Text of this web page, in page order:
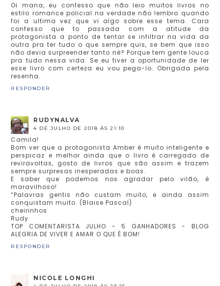
Oi mana, eu confesso que não leio muitos livros no
estilo romance policial na verdade não lembro quando
foi a ultima vez que vi algo sobre esse tema. Cara
confesso que to passada com a atitude da
protagonista a ponto de tentar se infiltrar na vida da
outra pra ter tudo o que sempre quis, se bem que isso
não devia surpreender tanto né? Porque tem gente louca
pra tudo nessa vida. Se eu tiver a oportunidade de ler
esse livro com certeza eu vou pega-lo. Obrigada pela
resenha.
RESPONDER
RUDYNALVA
4 DE JULHO DE 2018 ÀS 21:10
Camila!
Bom ver que a protagonista Amber é muito inteligente e
perspicaz e melhor ainda que o livro é carregado de
reviravoltas, gosto de livros que são assim e trazem
sempre surpresas inesperadas e boas.
E saber que podemos nos agradar pelo vilão, é
maravilhoso!
“Palavras gentis não custam muito, e ainda assim
conquistam muito. (Blaise Pascal)
cheirinhos
Rudy
TOP COMENTARISTA JULHO - 5 GANHADORES - BLOG
ALEGRIA DE VIVER E AMAR O QUE É BOM!
RESPONDER
NICOLE LONGHI